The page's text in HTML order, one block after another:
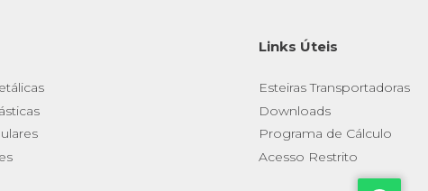
Links Úteis
Esteiras Transportadoras
Downloads
Programa de Cálculo
Acesso Restrito